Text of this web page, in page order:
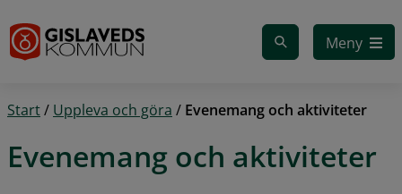
Meny
Start/ Uppleva och göra / Evenemang och aktiviteter
Evenemang och aktiviteter